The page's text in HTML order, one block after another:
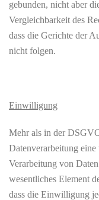
gebunden, nicht aber
Vergleichbarkeit des
dass die Gerichte der
nicht folgen.
Einwilligung
Mehr als in der
Datenverarbeitung
Verarbeitung von
wesentliches Element
dass die Einwilligung